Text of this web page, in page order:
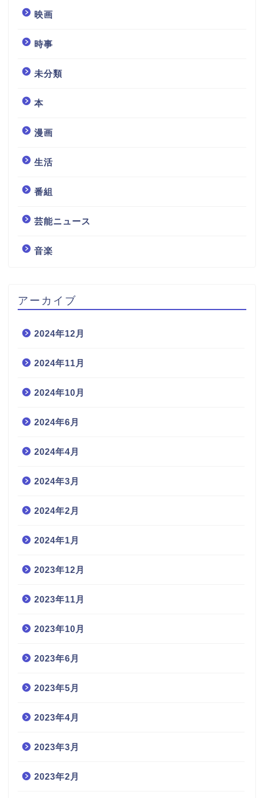
映画
時事
未分類
本
漫画
生活
番組
芸能ニュース
音楽
アーカイブ
2024年12月
2024年11月
2024年10月
2024年6月
2024年4月
2024年3月
2024年2月
2024年1月
2023年12月
2023年11月
2023年10月
2023年6月
2023年5月
2023年4月
2023年3月
2023年2月